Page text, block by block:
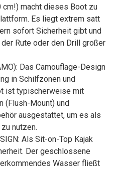
cm!) macht dieses Boot zu
Es liegt extrem satt
sofort Sicherheit gibt und
Rute oder den Drill großer
Das Camouflage-Design
in Schilfzonen und
ist typischerweise mit
(Flush-Mount) und
ausgestattet, um es als
nutzen.
Als Sit-on-Top Kajak
Der geschlossene
Wasser fließt